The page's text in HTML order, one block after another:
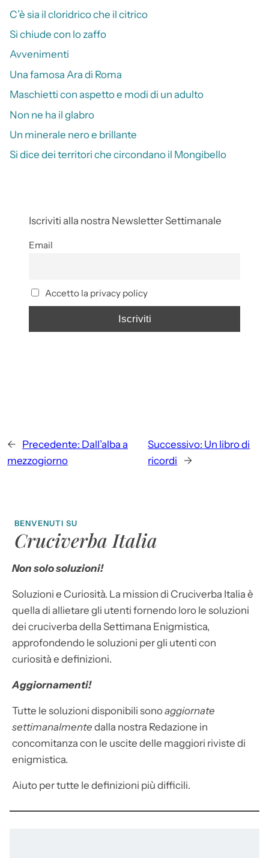
C’è sia il cloridrico che il citrico
Si chiude con lo zaffo
Avvenimenti
Una famosa Ara di Roma
Maschietti con aspetto e modi di un adulto
Non ne ha il glabro
Un minerale nero e brillante
Si dice dei territori che circondano il Mongibello
Iscriviti alla nostra Newsletter Settimanale
Email
Accetto la privacy policy
← Precedente: Dall’alba a
mezzogiorno
Successivo: Un libro di
ricordi
→
BENVENUTI SU
Cruciverba Italia
Non solo soluzioni!
Soluzioni e Curiosità. La mission di Cruciverba Italia è
quella di allietare gli utenti fornendo loro le soluzioni
dei cruciverba della Settimana Enigmistica,
approfondendo le soluzioni per gli utenti con
curiosità e definizioni.
Aggiornamenti!
Tutte le soluzioni disponibili sonoaggiornate
settimanalmente dalla nostra Redazione in
concomitanza con le uscite delle maggiori riviste di
enigmistica.
Aiuto per tutte le definizioni più difficili.